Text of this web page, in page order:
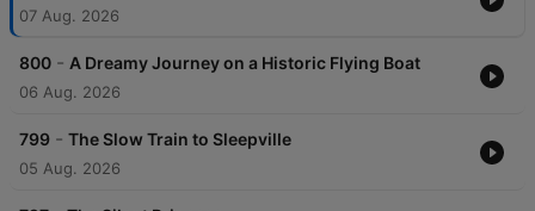
07 Aug. 2026
800 - A Dreamy Journey on a Historic Flying Boat
06 Aug. 2026
799 - The Slow Train to Sleepville
05 Aug. 2026